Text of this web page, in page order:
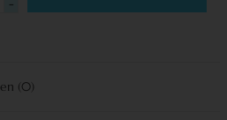
-
(0)